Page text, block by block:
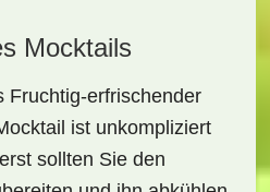
Mocktails
Fruchtig-erfrischender
ist unkompliziert
sollten Sie den